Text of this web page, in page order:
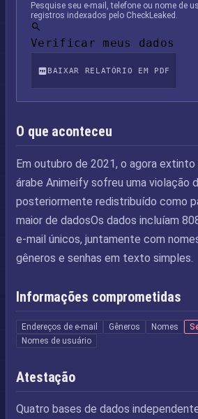
Pesquise seu e-mail, telefone ou nome de
registros indexados pelo CheckLeaked.
Verificar meus dados
BAIXAR RELATÓRIO EM PDF
O que aconteceu
Em outubro de 2021, o agora
árabe Animeify sofreu uma violação
posteriormente redistribuído como
maior de dadosOs dados incluíam
e-mail únicos, juntamente com
gêneros e senhas em texto simples.
Informações comprometidas
Endereços de e-mail Gêneros Nomes
Nomes de usuário
Atestação
Quatro bases de dados